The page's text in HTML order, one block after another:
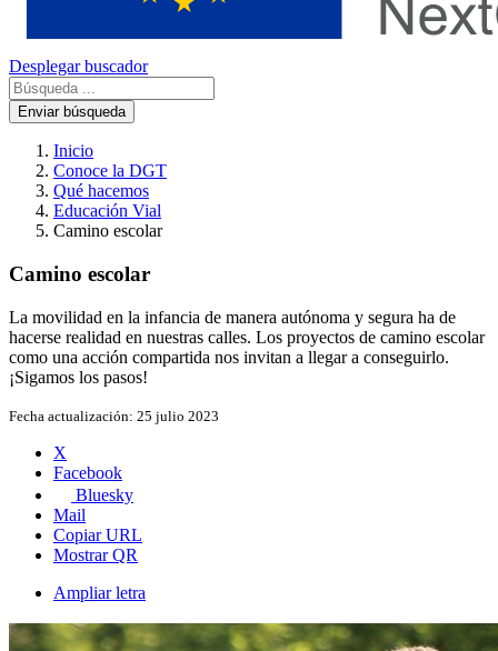
Desplegar buscador
Enviar búsqueda
Inicio
Conoce la DGT
Qué hacemos
Educación Vial
Camino escolar
Camino escolar
La movilidad en la infancia de manera autónoma y segura ha de
hacerse realidad en nuestras calles. Los proyectos de camino escolar
como una acción compartida nos invitan a llegar a conseguirlo.
¡Sigamos los pasos!
Fecha actualización: 25 julio 2023
X
Facebook
Bluesky
Mail
Copiar URL
Mostrar QR
Ampliar letra